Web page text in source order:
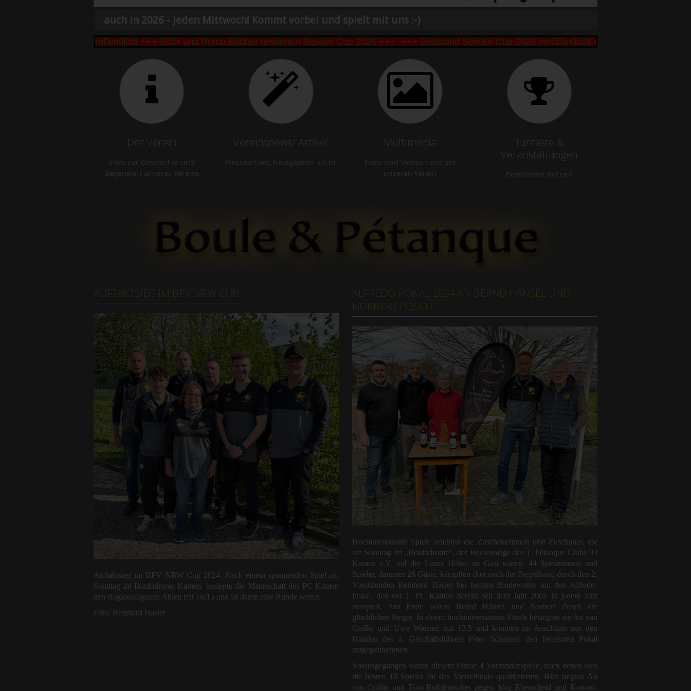
auch in 2026 - jeden Mittwoch! Kommt vorbei und spielt mit uns :-)
Cup 2026 veröffentlicht +++ Bibbi und Remo Büttner gewinnen Seseke Cup 2026 +++ +++ Endstand Seseke Cup 2026 veröffentlicht +++ Bibbi und Remo
Der Verein
Infos zur Geschichte und
Gegenwart unseres Vereins
Vereinsnews/ Artikel
Presseartikel, Neuigkeiten u.v.m.
Multimedia
Fotos und Videos rund um
unseren Verein
Turniere &
Veranstaltungen
Demnächst bei uns
Auftaktsieg im BPV NRW Cup 2024. Nach einem spannenden Spiel am
Sonntag im Boulodrome Kamen, besiegte die Mannschaft des PC Kamen
den Regionalligisten Ahlen mit 16:15 und ist damit eine Runde weiter.
Foto: Reinhard Hasler
Hochinteressante Spiele erlebten die Zuschauerinnen und Zuschauer, die
am Sonntag im „Boulodrome“, der Bouleanlage des 1. Pétanque Clubs 99
Kamen e.V. auf der Lüner Höhe, zu Gast waren. 44 Spielerinnen und
Spieler, darunter 26 Gäste, kämpften dort nach der Begrüßung durch den 2.
Vorsitzenden Reinhard Hasler bei bestem Boulewetter um den Alfredo-
Pokal, den der 1. PC Kamen bereits seit dem Jahr 2001 in jedem Jahr
ausspielt. Am Ende waren Bernd Hänsel und Norbert Posch die
glücklichen Sieger. In einem hochinteressanten Finale besiegten sie An van
Coillie und Uwe Wiesner mit 13:5 und konnten im Anschluss aus den
Händen des 1. Geschäftsführers Peter Schauseil den begehrten Pokal
entgegennehmen.
Vorausgegangen waren diesem Finale 4 Vorrundenspiele, nach denen sich
die besten 16 Spieler für das Viertelfinale qualifizierten. Hier siegten An
van Coillie und Toni Roßdeutscher gegen Jörg Eberscheid und Konrad-